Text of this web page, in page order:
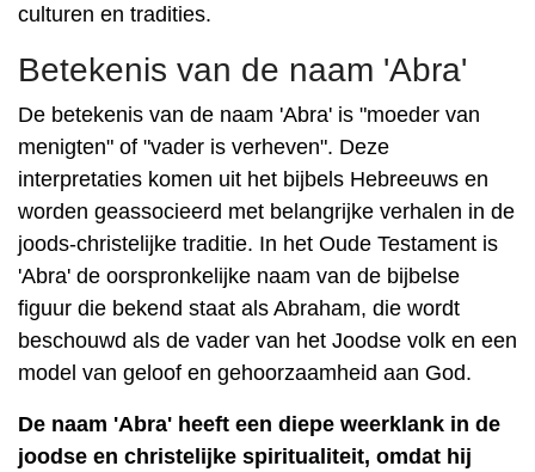
culturen en tradities.
Betekenis van de naam 'Abra'
De betekenis van de naam 'Abra' is "moeder van
menigten" of "vader is verheven". Deze
interpretaties komen uit het bijbels Hebreeuws en
worden geassocieerd met belangrijke verhalen in de
joods-christelijke traditie. In het Oude Testament is
'Abra' de oorspronkelijke naam van de bijbelse
figuur die bekend staat als Abraham, die wordt
beschouwd als de vader van het Joodse volk en een
model van geloof en gehoorzaamheid aan God.
De naam 'Abra' heeft een diepe weerklank in de
joodse en christelijke spiritualiteit, omdat hij